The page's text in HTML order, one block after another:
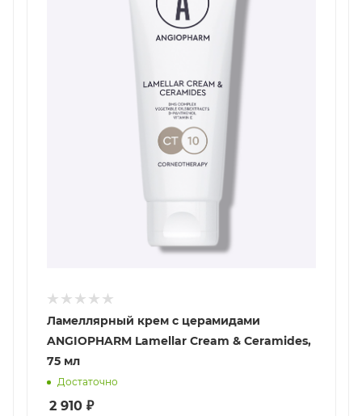
Ламеллярный крем с церамидами
ANGIOPHARM Lamellar Cream & Ceramides,
75 мл
Достаточно
2 910 ₽